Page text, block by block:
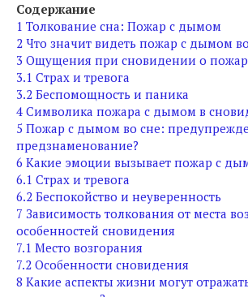
Содержание
1 Толкование сна: Пожар с дымом
2 Что значит видеть пожар с дымом
3 Ощущения при сновидении о
3.1 Страх и тревога
3.2 Беспомощность и паника
4 Символика пожара с дымом в
5 Пожар с дымом во сне:
предзнаменование?
6 Какие эмоции вызывает пожар с
6.1 Страх и тревога
6.2 Беспокойство и неуверенность
7 Зависимость толкования от места
особенностей сновидения
7.1 Место возгорания
7.2 Особенности сновидения
8 Какие аспекты жизни могут